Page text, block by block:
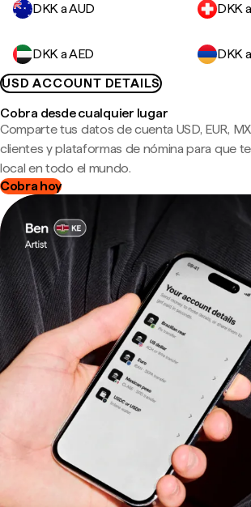
DKK a AUD DKK
DKK a AED
DKK
USD ACCOUNT DETAILS
Cobra desde cualquier lugar
Comparte tus datos de cuenta USD, EUR,
clientes y plataformas de nómina para que
local en todo el mundo.
Cobra hoy